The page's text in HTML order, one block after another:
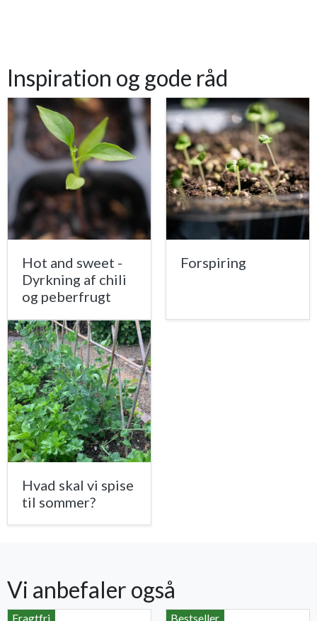
Inspiration og gode råd
Hot and sweet -
Dyrkning af chili
og peberfrugt
Forspiring
Hvad skal vi spise
til sommer?
Vi anbefaler også
Fragtfri Bestseller